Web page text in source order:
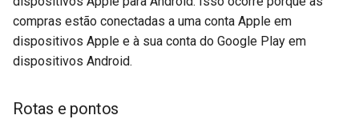
compras estão conectadas a uma conta Apple em
dispositivos Apple e à sua conta do Google Play em
dispositivos Android.
Rotas e pontos